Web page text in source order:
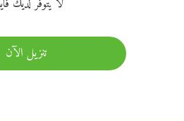
تنزيل الآن